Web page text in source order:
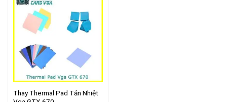
Thay Thermal Pad Tản Nhiệt